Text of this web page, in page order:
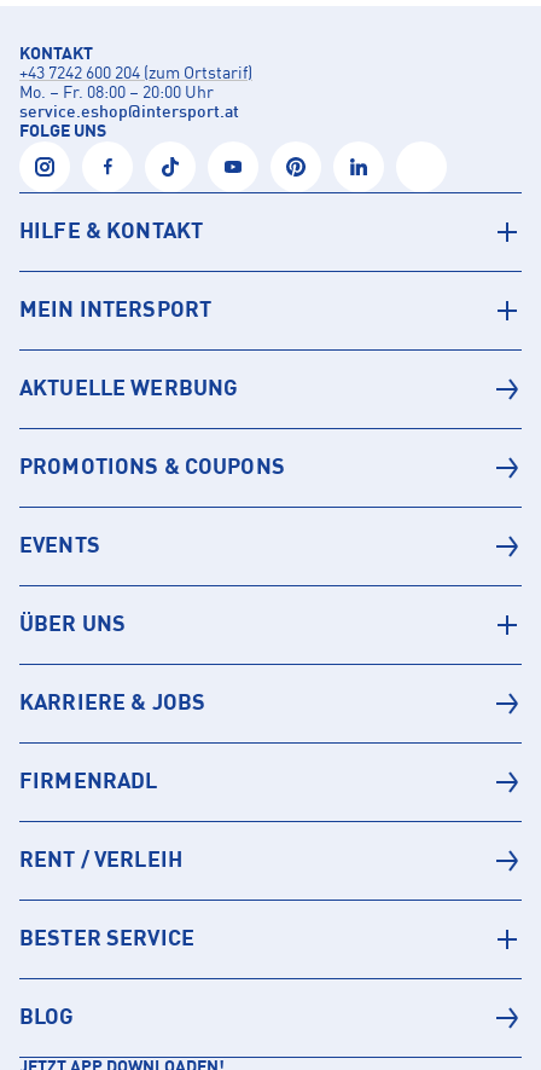
KONTAKT
+43 7242 600 204 (zum Ortstarif)
Mo. – Fr. 08:00 – 20:00 Uhr
service.eshop@intersport.at
FOLGE UNS
HILFE & KONTAKT
MEIN INTERSPORT
AKTUELLE WERBUNG
PROMOTIONS & COUPONS
EVENTS
ÜBER UNS
KARRIERE & JOBS
FIRMENRADL
RENT / VERLEIH
BESTER SERVICE
BLOG